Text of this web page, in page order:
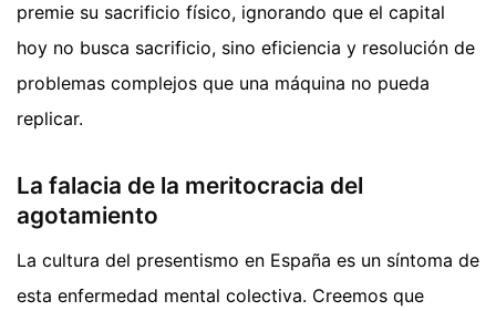
premie su sacrificio físico, ignorando que el capital
hoy no busca sacrificio, sino eficiencia y resolución de
problemas complejos que una máquina no pueda
replicar.
La falacia de la meritocracia del
agotamiento
La cultura del presentismo en España es un síntoma de
esta enfermedad mental colectiva. Creemos que